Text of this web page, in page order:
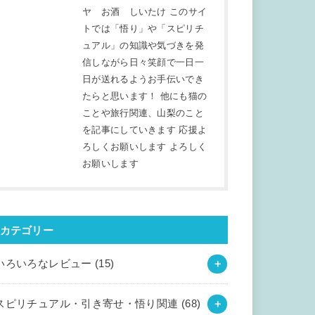
ヤ お酒 しいたけ このサイ
トでは「悟り」や「スピリチ
ュアル」の知識や気づきを発
信しながら日々笑顔で一日一
日が送れるようお手伝いでき
たらと思います！ 他にも猫の
ことや旅行関連、山梨のこと
を記事にしていきます 応援よ
ろしくお願いします よろしく
お願いします
カテゴリー
ろいろなレビュー (15)
ピリチュアル・引き寄せ・悟り関連 (68)